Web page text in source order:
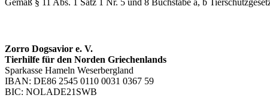
Gemäß § 11 Abs. 1 Satz 1 Nr. 5 und 8 Buchstabe a, b
Zorro Dogsavior e. V.
Tierhilfe für den Norden Griechenlands
Sparkasse Hameln Weserbergland
IBAN: DE86 2545 0110 0031 0367 59
BIC: NOLADE21SWB